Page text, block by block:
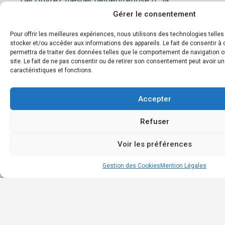
Gérer le consentement
Pour offrir les meilleures expériences, nous utilisons des technologies
stocker et/ou accéder aux informations des appareils. Le fait de consentir à
permettra de traiter des données telles que le comportement de navigation
site. Le fait de ne pas consentir ou de retirer son consentement peut avoir
caractéristiques et fonctions.
Accepter
Refuser
Voir les préférences
Gestion des Cookies Mention Légales
plateforme dédiée à la gestion et au tri des
faciliter le recyclage et d’encourager les
pratiques éco-responsables en entreprise.
Les
et